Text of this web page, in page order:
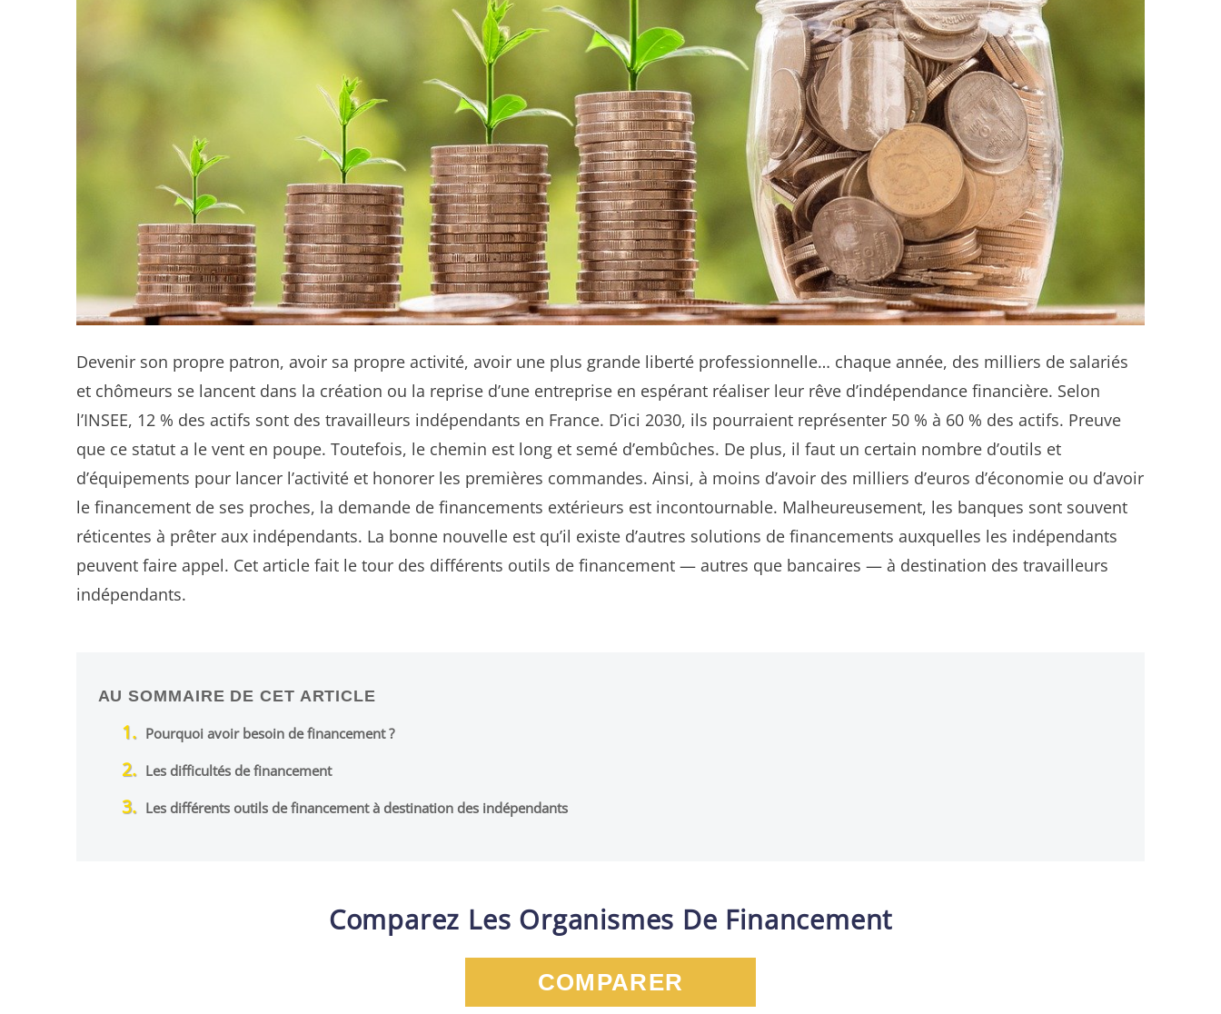
Devenir son propre patron, avoir sa propre activité, avoir une plus grande liberté professionnelle… chaque année, des milliers de salariés
et chômeurs se lancent dans la création ou la reprise d’une entreprise en espérant réaliser leur rêve d’indépendance financière. Selon
l’INSEE, 12 % des actifs sont des travailleurs indépendants en France. D’ici 2030, ils pourraient représenter 50 % à 60 % des actifs. Preuve
que ce statut a le vent en poupe. Toutefois, le chemin est long et semé d’embûches. De plus, il faut un certain nombre d’outils et
d’équipements pour lancer l’activité et honorer les premières commandes. Ainsi, à moins d’avoir des milliers d’euros d’économie ou d’avoir
le financement de ses proches, la demande de financements extérieurs est incontournable. Malheureusement, les banques sont souvent
réticentes à prêter aux indépendants. La bonne nouvelle est qu’il existe d’autres solutions de financements auxquelles les indépendants
peuvent faire appel. Cet article fait le tour des différents outils de financement — autres que bancaires — à destination des travailleurs
indépendants.
AU SOMMAIRE DE CET ARTICLE
Pourquoi avoir besoin de financement ?
Les difficultés de financement
Les différents outils de financement à destination des indépendants
Comparez Les Organismes De Financement
COMPARER